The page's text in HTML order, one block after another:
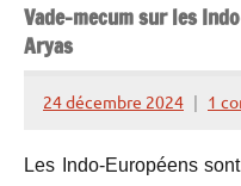
Vade-mecum sur les
Aryas
24 décembre 2024
Henry
Lesquen
1
Les Indo-Européens